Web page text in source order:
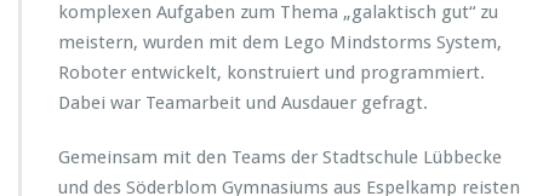
R
o
o
t
c
s
komplexen Aufgaben zum Thema „galaktisch gut“ zu
meistern, wurden mit dem Lego Mindstorms System,
Roboter entwickelt, konstruiert und programmiert.
Dabei war Teamarbeit und Ausdauer gefragt.
Gemeinsam mit den Teams der Stadtschule Lübbecke
und des Söderblom Gymnasiums aus Espelkamp reisten